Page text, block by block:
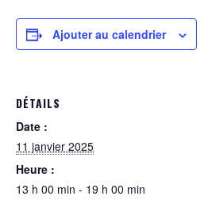
Ajouter au calendrier
DÉTAILS
Date :
11 janvier 2025
Heure :
13 h 00 min - 19 h 00 min